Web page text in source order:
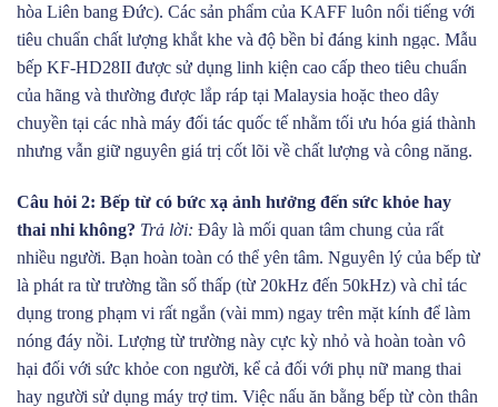
hòa Liên bang Đức). Các sản phẩm của KAFF luôn nổi tiếng với
tiêu chuẩn chất lượng khắt khe và độ bền bỉ đáng kinh ngạc. Mẫu
bếp KF-HD28II được sử dụng linh kiện cao cấp theo tiêu chuẩn
của hãng và thường được lắp ráp tại Malaysia hoặc theo dây
chuyền tại các nhà máy đối tác quốc tế nhằm tối ưu hóa giá thành
nhưng vẫn giữ nguyên giá trị cốt lõi về chất lượng và công năng.
Câu hỏi 2: Bếp từ có bức xạ ảnh hưởng đến sức khỏe hay
thai nhi không? Trả lời: Đây là mối quan tâm chung của rất
nhiều người. Bạn hoàn toàn có thể yên tâm. Nguyên lý của bếp từ
là phát ra từ trường tần số thấp (từ 20kHz đến 50kHz) và chỉ tác
dụng trong phạm vi rất ngắn (vài mm) ngay trên mặt kính để làm
nóng đáy nồi. Lượng từ trường này cực kỳ nhỏ và hoàn toàn vô
hại đối với sức khỏe con người, kể cả đối với phụ nữ mang thai
hay người sử dụng máy trợ tim. Việc nấu ăn bằng bếp từ còn thân